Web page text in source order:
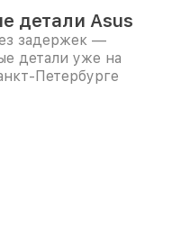
детали Asus
задержек —
детали уже на
Петербурге